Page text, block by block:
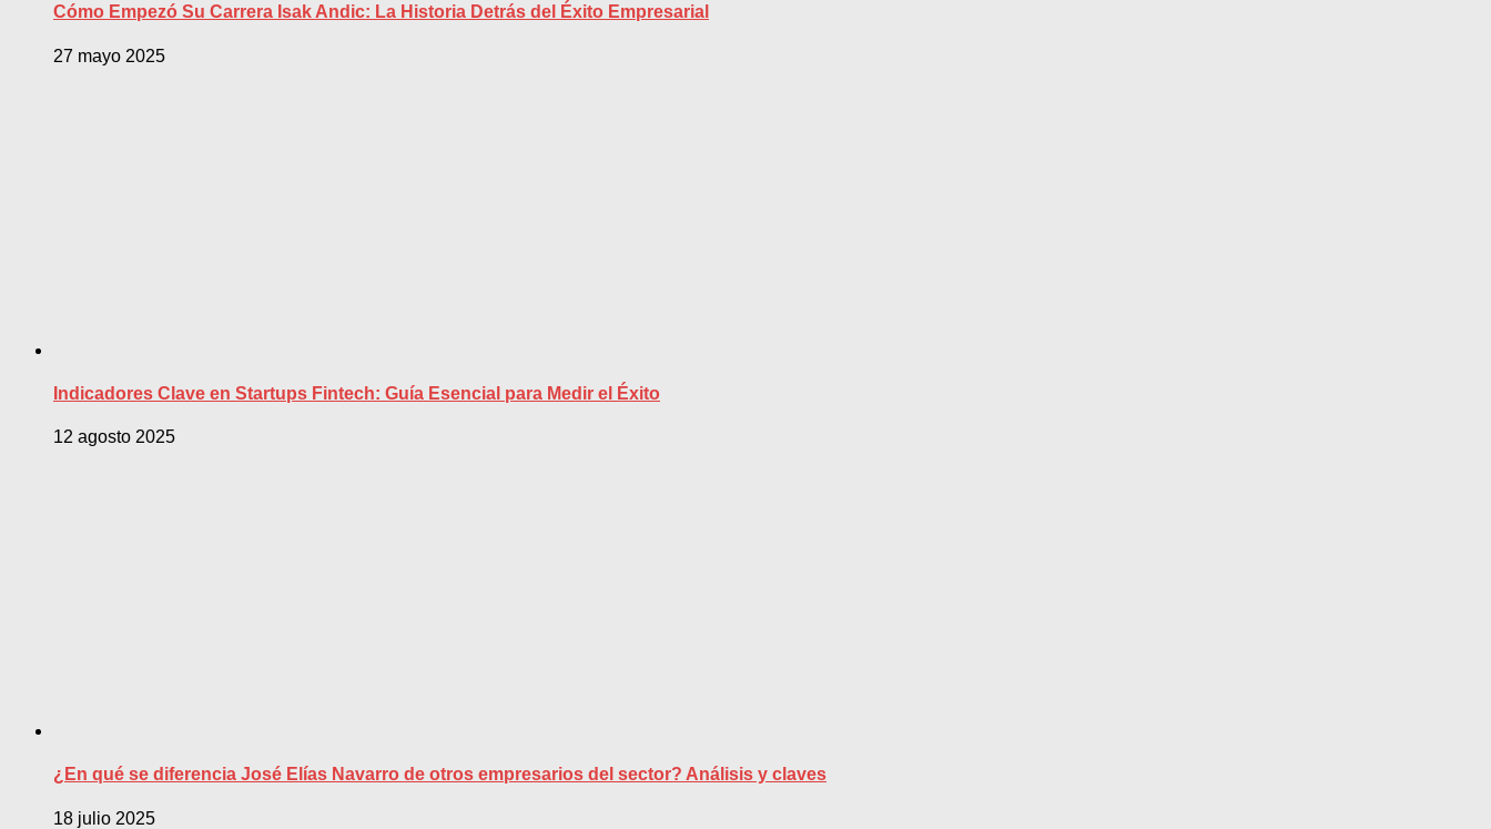
Cómo Empezó Su Carrera Isak Andic: La Historia Detrás del Éxito Empresarial
27 mayo 2025
Indicadores Clave en Startups Fintech: Guía Esencial para Medir el Éxito
12 agosto 2025
¿En qué se diferencia José Elías Navarro de otros empresarios del sector? Análisis y claves
18 julio 2025